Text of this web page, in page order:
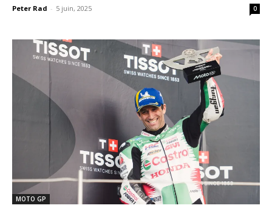
Peter Rad - 5 juin, 2025 0
MOTO GP